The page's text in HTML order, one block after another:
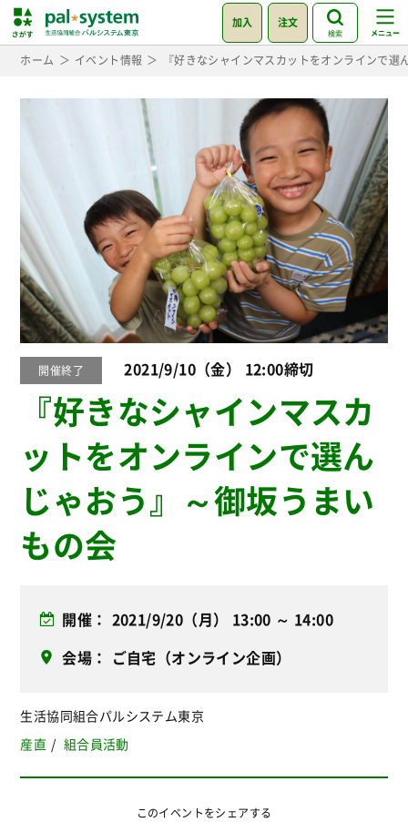
加入 注文
検索
ホーム イベント情報 『好きなシャインマスカットをオンラインで
開催終了 2021/9/10（金） 12:00締切
『好きなシャインマスカ
ットをオンラインで選ん
じゃおう』～御坂うまい
もの会
開催
2021/9/20（月） 13:00 ～ 14:00
会場
ご自宅（オンライン企画）
生活協同組合パルシステム東京
産直
組合員活動
このイベントをシェアする